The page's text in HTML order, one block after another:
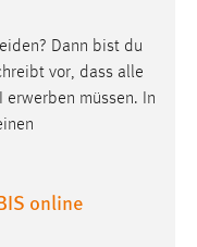
? Dann bist du
vor, dass alle
erwerben müssen. In
online